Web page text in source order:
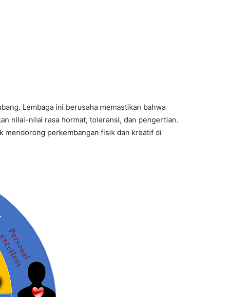
Lembaga ini berusaha memastikan bahwa
nilai-nilai rasa hormat, toleransi, dan pengertian.
mendorong perkembangan fisik dan kreatif di